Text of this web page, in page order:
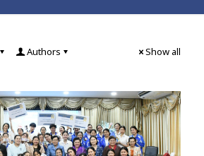
Authors Show all